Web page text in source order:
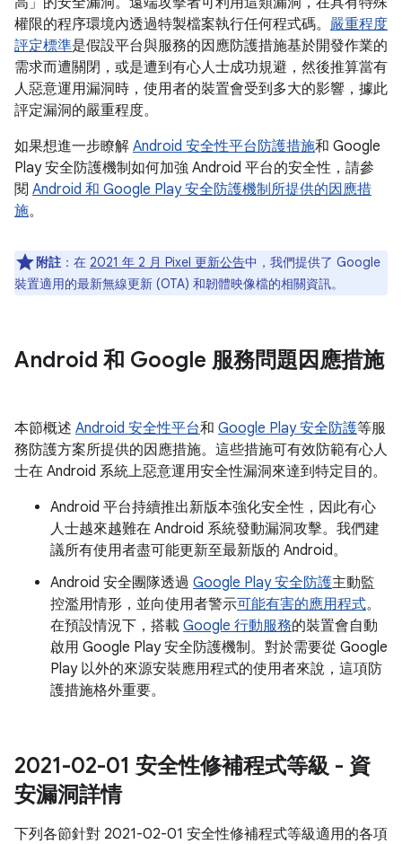
權限的程序環境內透過特製檔案執行任何程式碼。 嚴重程度
評定標準是假設平台與服務的因應防護措施基於開發作業的
需求而遭關閉，或是遭到有心人士成功規避，然後推算當有
人惡意運用漏洞時，使用者的裝置會受到多大的影響，據此
評定漏洞的嚴重程度。
如果想進一步瞭解 Android 安全性平台防護措施和 Google
Play 安全防護機制如何加強 Android 平台的安全性，請參
閱 Android 和 Google Play 安全防護機制所提供的因應措
施。
附註 ：在 2021 年 2 月 Pixel 更新公告中，我們提供了 Google
裝置適用的最新無線更新 (OTA) 和韌體映像檔的相關資訊。
Android 和 Google 服務問題因應措施
本節概述 Android 安全性平台和 Google Play 安全防護等服
務防護方案所提供的因應措施。這些措施可有效防範有心人
士在 Android 系統上惡意運用安全性漏洞來達到特定目的。
Android 平台持續推出新版本強化安全性，因此有心
人士越來越難在 Android 系統發動漏洞攻擊。我們建
議所有使用者盡可能更新至最新版的 Android。
Android 安全團隊透過 Google Play 安全防護主動監
控濫用情形，並向使用者警示可能有害的應用程式。
在預設情況下，搭載 Google 行動服務的裝置會自動
啟用 Google Play 安全防護機制。對於需要從 Google
Play 以外的來源安裝應用程式的使用者來說，這項防
護措施格外重要。
2021-02-01 安全性修補程式等級 - 資
安漏洞詳情
下列各節針對 2021-02-01 安全性修補程式等級適用的各項